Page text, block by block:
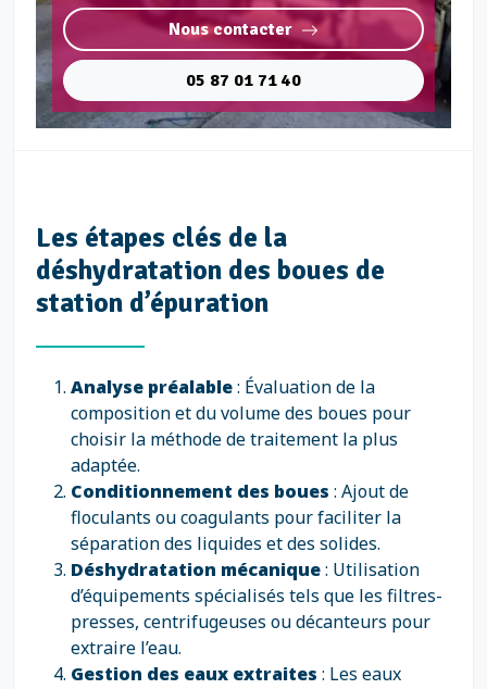
Nous contacter
05 87 01 71 40
Les étapes clés de la
déshydratation des boues de
station d’épuration
Analyse préalable: Évaluation de la
composition et du volume des boues pour
choisir la méthode de traitement la plus
adaptée.
Conditionnement des boues : Ajout de
floculants ou coagulants pour faciliter la
séparation des liquides et des solides.
Déshydratation mécanique: Utilisation
d’équipements spécialisés tels que les filtres-
presses, centrifugeuses ou décanteurs pour
extraire l’eau.
Gestion des eaux extraites : Les eaux